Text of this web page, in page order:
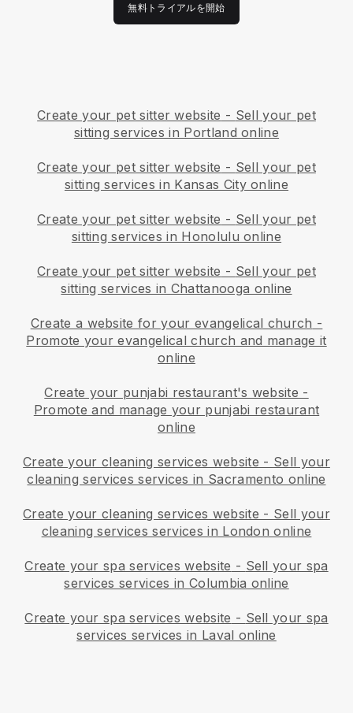
無料トライアルを開始
Create your pet sitter website - Sell your pet
sitting services in Portland online
Create your pet sitter website - Sell your pet
sitting services in Kansas City online
Create your pet sitter website - Sell your pet
sitting services in Honolulu online
Create your pet sitter website - Sell your pet
sitting services in Chattanooga online
Create a website for your evangelical church -
Promote your evangelical church and manage it
online
Create your punjabi restaurant's website -
Promote and manage your punjabi restaurant
online
Create your cleaning services website - Sell your
cleaning services services in Sacramento online
Create your cleaning services website - Sell your
cleaning services services in London online
Create your spa services website - Sell your spa
services services in Columbia online
Create your spa services website - Sell your spa
services services in Laval online